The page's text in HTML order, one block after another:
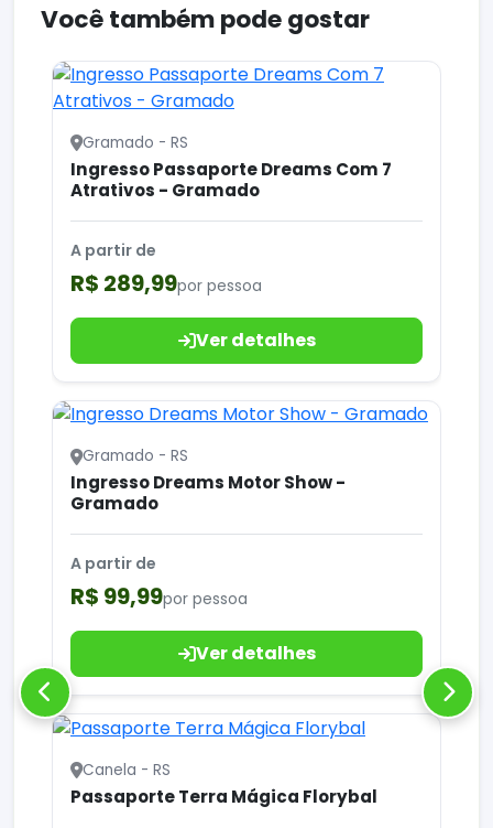
Você também pode gostar
Gramado - RS
Ingresso Passaporte Dreams Com 7
Atrativos - Gramado
A partir de
R$ 289,99por pessoa
Ver detalhes
Gramado - RS
Ingresso Dreams Motor Show -
Gramado
A partir de
R$ 99,99por pessoa
Ver detalhes
Canela - RS
Passaporte Terra Mágica Florybal